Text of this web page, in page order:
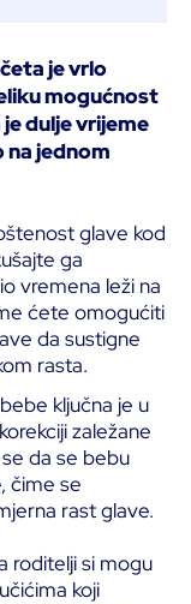
je vrlo
mogućnost
dulje vrijeme
jednom
glave kod
ga
vremena leži na
ćete omogućiti
da sustigne
rasta.
ključna je u
zaležane
da se bebu
čime se
rast glave.
roditelji si mogu
koji